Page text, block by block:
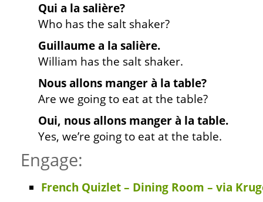
Qui a la salière?
Who has the salt shaker?
Guillaume a la salière.
William has the salt shaker.
Nous allons manger à la table?
Are we going to eat at the table?
Oui, nous allons manger à la table.
Yes, we’re going to eat at the table.
Engage:
French Quizlet – Dining Room – via